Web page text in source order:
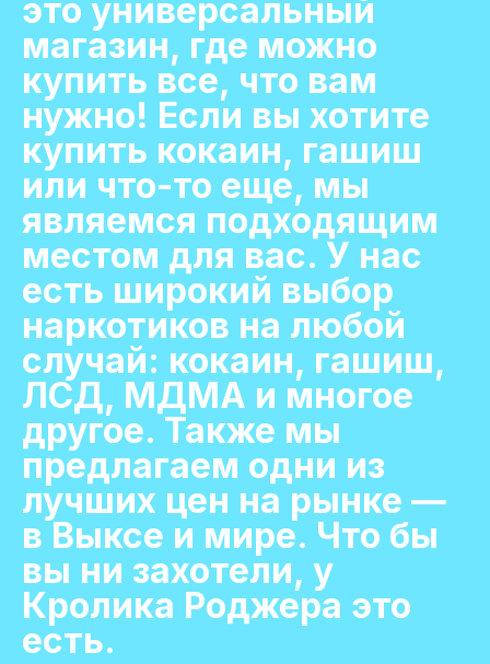
это универсальный
магазин, где можно
купить все, что вам
нужно! Если вы хотите
купить кокаин, гашиш
или что-то еще, мы
являемся подходящим
местом для вас. У нас
есть широкий выбор
наркотиков на любой
случай: кокаин, гашиш,
ЛСД, МДМА и многое
другое. Также мы
предлагаем одни из
лучших цен на рынке —
в Выксе и мире. Что бы
вы ни захотели, у
Кролика Роджера это
есть.